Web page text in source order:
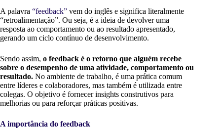
A palavra “feedback” vem do inglês e significa literalmente
“retroalimentação”. Ou seja, é a ideia de devolver uma
resposta ao comportamento ou ao resultado apresentado,
gerando um ciclo contínuo de desenvolvimento.
Sendo assim, o feedback é o retorno que alguém recebe
sobre o desempenho de uma atividade, comportamento ou
resultado. No ambiente de trabalho, é uma prática comum
entre líderes e colaboradores, mas também é utilizada entre
colegas. O objetivo é fornecer insights construtivos para
melhorias ou para reforçar práticas positivas.
A importância do feedback